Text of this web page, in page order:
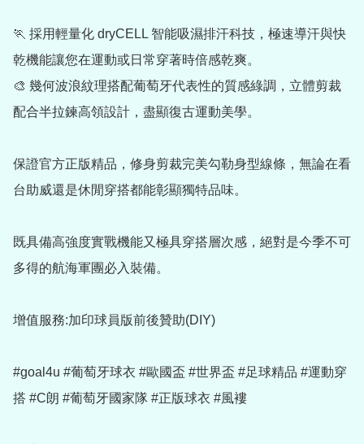
🏃 採用輕量化 dryCELL 智能吸濕排汗科技，極速導汗與快
乾機能讓您在運動或日常穿著時倍感乾爽。
🎨 幾何波浪紋理搭配葡萄牙代表性的質感綠調，立體剪裁
配合半拉鍊高領設計，盡顯復古運動美學。
保證官方正版精品，修身剪裁完美勾勒身型線條，無論在看
台助威還是休閒穿搭都能彰顯獨特品味。
既具備高強度實戰機能又極具穿搭層次感，絕對是今季不可
多得的航海軍團必入裝備。
增值服務:加印球員版前後贊助(DIY)
#goal4u #葡萄牙球衣 #歐國盃 #世界盃 #足球精品 #運動穿
搭 #C朗 #葡萄牙國家隊 #正版球衣 #風褸